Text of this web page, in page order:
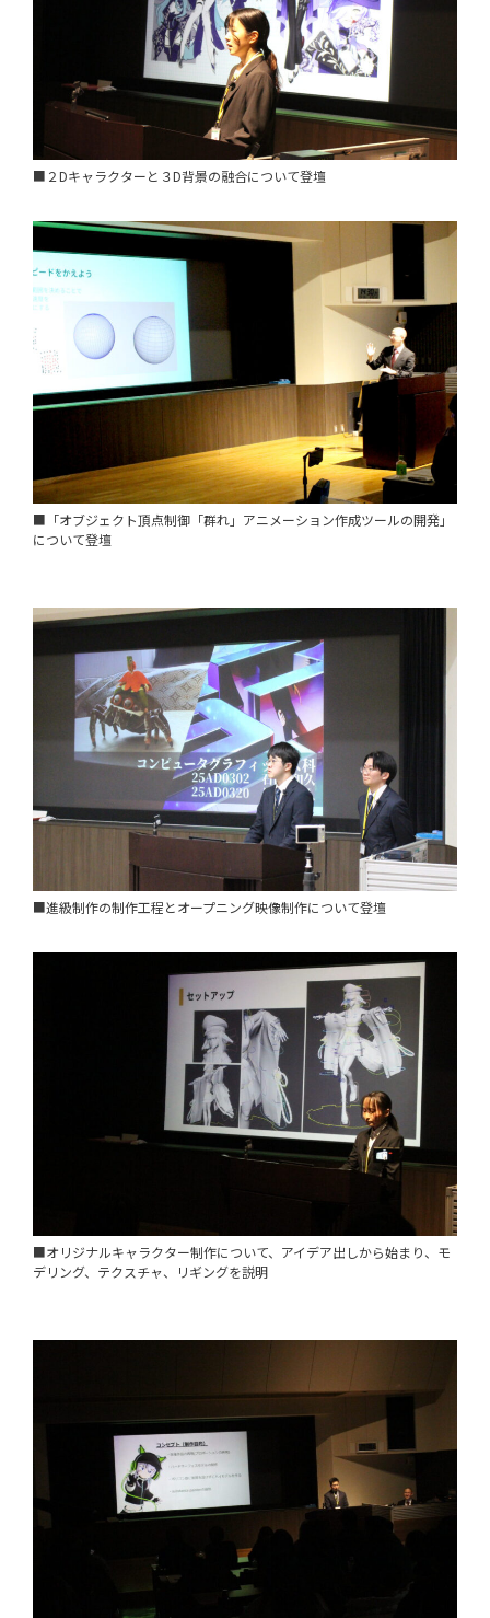
■２Dキャラクターと３D背景の融合について登壇
■「オブジェクト頂点制御「群れ」アニメーション作成ツールの開発」
について登壇
■進級制作の制作工程とオープニング映像制作について登壇
■オリジナルキャラクター制作について、アイデア出しから始まり、モ
デリング、テクスチャ、リギングを説明